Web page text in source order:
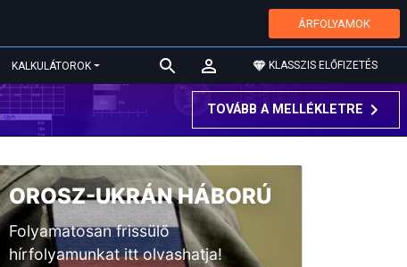
ÁRFOLYAMOK
KALKULÁTOROK KLASSZIS ELŐFIZETÉS
TOVÁBB A MELLÉKLETRE
OROSZ-UKRÁN HÁBORÚ
Folyamatosan frissülő
hírfolyamunkat itt olvashatja!